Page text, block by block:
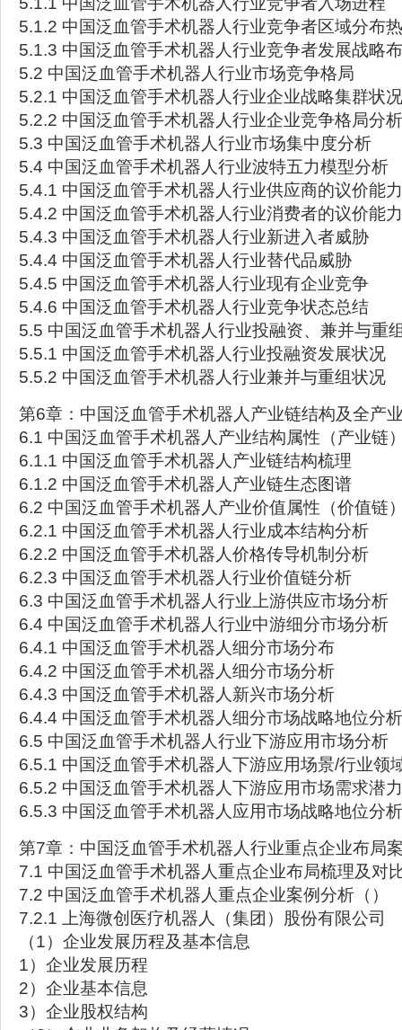
5.1.2 中国泛血管手术机器人行业竞争者区域分布
5.1.3 中国泛血管手术机器人行业竞争者发展战略
5.2 中国泛血管手术机器人行业市场竞争格局
5.2.1 中国泛血管手术机器人行业企业战略集群状况
5.2.2 中国泛血管手术机器人行业企业竞争格局分析
5.3 中国泛血管手术机器人行业市场集中度分析
5.4 中国泛血管手术机器人行业波特五力模型分析
5.4.1 中国泛血管手术机器人行业供应商的议价能力
5.4.2 中国泛血管手术机器人行业消费者的议价能力
5.4.3 中国泛血管手术机器人行业新进入者威胁
5.4.4 中国泛血管手术机器人行业替代品威胁
5.4.5 中国泛血管手术机器人行业现有企业竞争
5.4.6 中国泛血管手术机器人行业竞争状态总结
5.5 中国泛血管手术机器人行业投融资、兼并与重
5.5.1 中国泛血管手术机器人行业投融资发展状况
5.5.2 中国泛血管手术机器人行业兼并与重组状况
第6章：中国泛血管手术机器人产业链结构及全产
6.1 中国泛血管手术机器人产业结构属性（产业链
6.1.1 中国泛血管手术机器人产业链结构梳理
6.1.2 中国泛血管手术机器人产业链生态图谱
6.2 中国泛血管手术机器人产业价值属性（价值链
6.2.1 中国泛血管手术机器人行业成本结构分析
6.2.2 中国泛血管手术机器人价格传导机制分析
6.2.3 中国泛血管手术机器人行业价值链分析
6.3 中国泛血管手术机器人行业上游供应市场分析
6.4 中国泛血管手术机器人行业中游细分市场分析
6.4.1 中国泛血管手术机器人细分市场分布
6.4.2 中国泛血管手术机器人细分市场分析
6.4.3 中国泛血管手术机器人新兴市场分析
6.4.4 中国泛血管手术机器人细分市场战略地位分析
6.5 中国泛血管手术机器人行业下游应用市场分析
6.5.1 中国泛血管手术机器人下游应用场景/行业领
6.5.2 中国泛血管手术机器人下游应用市场需求潜
6.5.3 中国泛血管手术机器人应用市场战略地位分析
第7章：中国泛血管手术机器人行业重点企业布局
7.1 中国泛血管手术机器人重点企业布局梳理及对
7.2 中国泛血管手术机器人重点企业案例分析（）
7.2.1 上海微创医疗机器人（集团）股份有限公司
（1）企业发展历程及基本信息
1）企业发展历程
2）企业基本信息
3）企业股权结构